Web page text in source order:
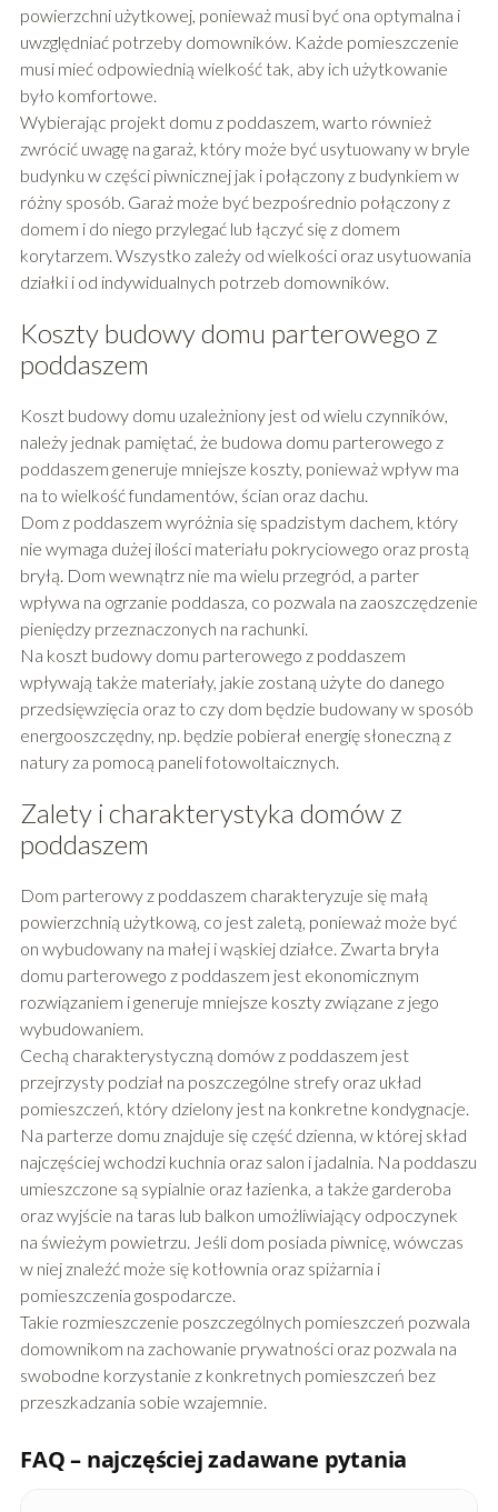
powierzchni użytkowej, ponieważ musi być ona optymalna i
uwzględniać potrzeby domowników. Każde pomieszczenie
musi mieć odpowiednią wielkość tak, aby ich użytkowanie
było komfortowe.
Wybierając projekt domu z poddaszem, warto również
zwrócić uwagę na garaż, który może być usytuowany w bryle
budynku w części piwnicznej jak i połączony z budynkiem w
różny sposób. Garaż może być bezpośrednio połączony z
domem i do niego przylegać lub łączyć się z domem
korytarzem. Wszystko zależy od wielkości oraz usytuowania
działki i od indywidualnych potrzeb domowników.
Koszty budowy domu parterowego z
poddaszem
Koszt budowy domu uzależniony jest od wielu czynników,
należy jednak pamiętać, że budowa domu parterowego z
poddaszem generuje mniejsze koszty, ponieważ wpływ ma
na to wielkość fundamentów, ścian oraz dachu.
Dom z poddaszem wyróżnia się spadzistym dachem, który
nie wymaga dużej ilości materiału pokryciowego oraz prostą
bryłą. Dom wewnątrz nie ma wielu przegród, a parter
wpływa na ogrzanie poddasza, co pozwala na zaoszczędzenie
pieniędzy przeznaczonych na rachunki.
Na koszt budowy domu parterowego z poddaszem
wpływają także materiały, jakie zostaną użyte do danego
przedsięwzięcia oraz to czy dom będzie budowany w sposób
energooszczędny, np. będzie pobierał energię słoneczną z
natury za pomocą paneli fotowoltaicznych.
Zalety i charakterystyka domów z
poddaszem
Dom parterowy z poddaszem charakteryzuje się małą
powierzchnią użytkową, co jest zaletą, ponieważ może być
on wybudowany na małej i wąskiej działce. Zwarta bryła
domu parterowego z poddaszem jest ekonomicznym
rozwiązaniem i generuje mniejsze koszty związane z jego
wybudowaniem.
Cechą charakterystyczną domów z poddaszem jest
przejrzysty podział na poszczególne strefy oraz układ
pomieszczeń, który dzielony jest na konkretne kondygnacje.
Na parterze domu znajduje się część dzienna, w której skład
najczęściej wchodzi kuchnia oraz salon i jadalnia. Na poddaszu
umieszczone są sypialnie oraz łazienka, a także garderoba
oraz wyjście na taras lub balkon umożliwiający odpoczynek
na świeżym powietrzu. Jeśli dom posiada piwnicę, wówczas
w niej znaleźć może się kotłownia oraz spiżarnia i
pomieszczenia gospodarcze.
Takie rozmieszczenie poszczególnych pomieszczeń pozwala
domownikom na zachowanie prywatności oraz pozwala na
swobodne korzystanie z konkretnych pomieszczeń bez
przeszkadzania sobie wzajemnie.
FAQ – najczęściej zadawane pytania